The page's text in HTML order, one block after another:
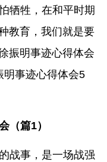
牺牲，在和平时期
教育，我们就是要
振明事迹心得体会
明事迹心得体会5
（篇1）
战事，是一场战强